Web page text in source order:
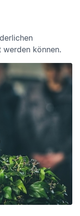
werden können.